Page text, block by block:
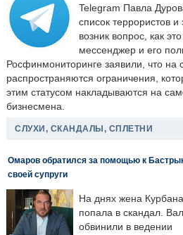
Telegram Павла
список террористов и
возник вопрос, как
мессенджер и его
Росфинмониторинге заявили, что на
распространяются ограничения,
этим статусом накладываются на
бизнесмена.
СЛУХИ, СКАНДАЛЫ, СПЛЕТНИ
Омаров обратился за помощью к
своей супруги
На днях жена
попала в скандал.
обвинили в ведении